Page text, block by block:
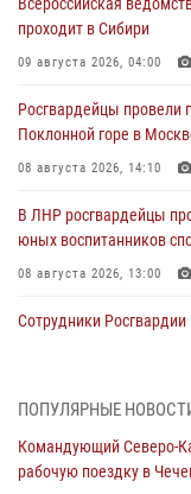
проходит в Сибири
09 августа 2026, 04:00
Росгвардейцы провели
Поклонной горе в
08 августа 2026, 14:10
В ЛНР росгвардейцы
юных воспитанников
08 августа 2026, 13:00
Сотрудники
в честь юбилея
08 августа 2026, 09:03
ПОПУЛЯРНЫЕ
Командующий Северо-
рабочую поездку в